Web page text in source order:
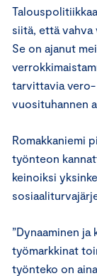
siitä, että vahva
Se on ajanut
tarvittavia
vuosituhannen
Romakkaniemi
työnteon
keinoiksi
”Dynaaminen
työmarkkinat
työnteko on